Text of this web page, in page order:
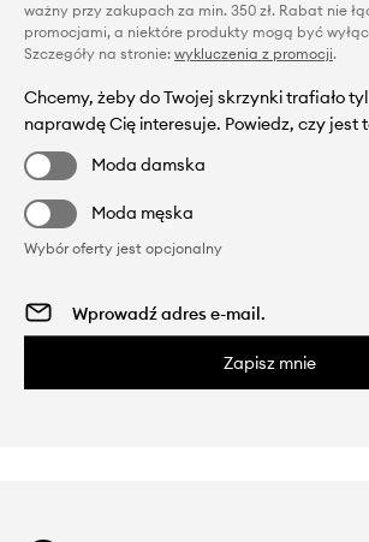
ważny przy zakupach za min. 350 zł. Rabat nie
promocjami, a niektóre produkty mogą być
Szczegóły na stronie: wykluczenia z promocji.
Chcemy, żeby do Twojej skrzynki trafiało
naprawdę Cię interesuje. Powiedz, czy jest
Moda damska
Moda męska
Wybór oferty jest opcjonalny
Zapisz mnie